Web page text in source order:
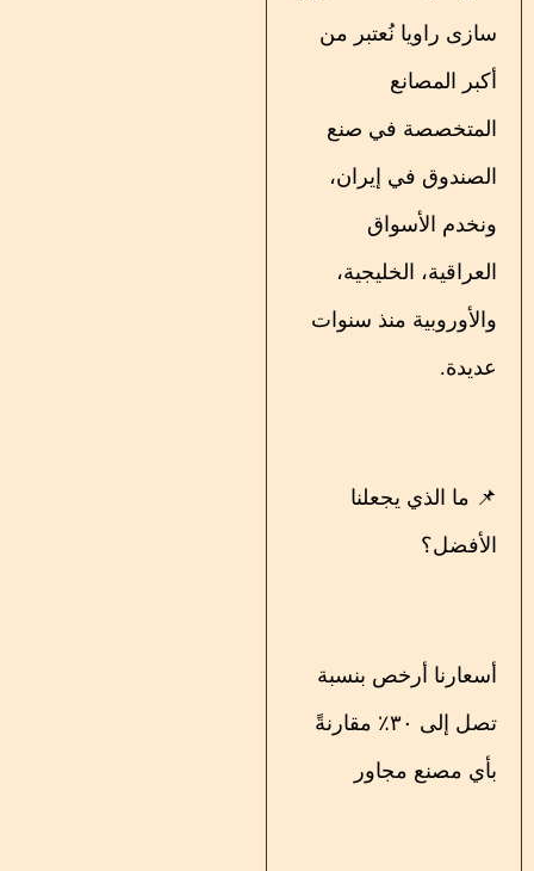
سازی راویا نُعتبر من
أكبر المصانع
المتخصصة في صنع
الصندوق في إيران،
ونخدم الأسواق
العراقية، الخليجية،
والأوروبية منذ سنوات
عديدة.
📌 ما الذي يجعلنا
الأفضل؟
أسعارنا أرخص بنسبة
تصل إلى ٣٠٪ مقارنةً
بأي مصنع مجاور